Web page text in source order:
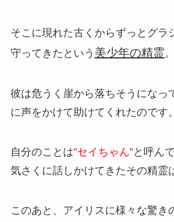
そこに現れた古くからずっとグラ
守ってきたという 美少年の精霊。
彼は危うく崖から落ちそうになっ
に声をかけて助けてくれたのです。
自分のことは”セイちゃん”と呼ん
気さくに話しかけてきたその精霊
このあと、アイリスに様々な驚き